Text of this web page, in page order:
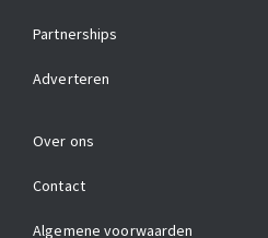
Partnerships
Adverteren
Over ons
Contact
Algemene voorwaarden